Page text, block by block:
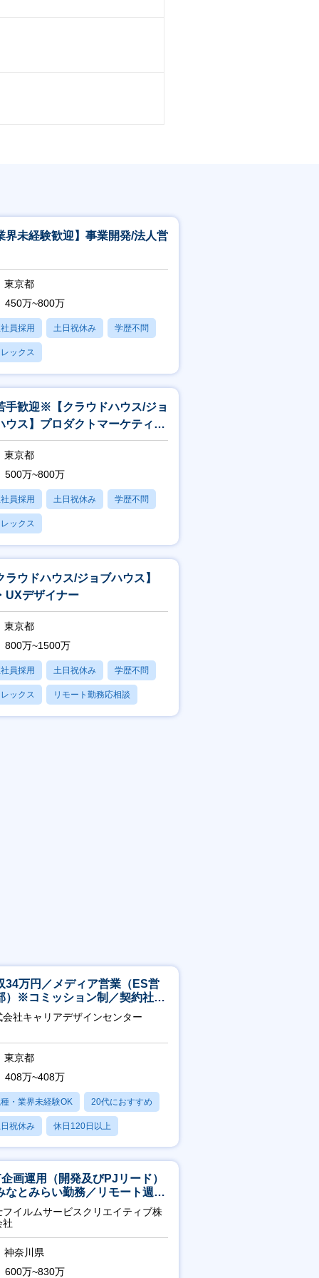
界未経験歓迎】事業開発/法人営
東京都
450万~800万
員採用 土日祝休み 学歴不問
ックス
歓迎※【クラウドハウス/ジョ
ウス】プロダクトマーケティン
東京都
500万~800万
員採用 土日祝休み 学歴不問
ックス
ラウドハウス/ジョブハウス】
UXデザイナー
東京都
800万~1500万
員採用 土日祝休み 学歴不問
ックス リモート勤務応相談
34万円／メディア営業（ES営
）※コミッション制／契約社員
目以降無期化
会社キャリアデザインセンター
東京都
408万~408万
・業界未経験OK 20代におすすめ
祝休み 休日120日以上
・育休あり
画運用（開発及びPJリード）
なとみらい勤務／リモート週
／業務改善～
フイルムサービスクリエイティブ株
社
神奈川県
600万~830万